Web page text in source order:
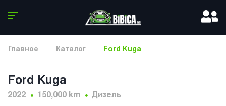
Главное Каталог Ford Kuga
Ford Kuga
2022 150,000 km Дизель